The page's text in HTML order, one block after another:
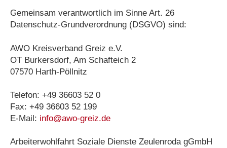
Gemeinsam verantwortlich im Sinne Art. 26
Datenschutz-Grundverordnung (DSGVO) sind:
AWO Kreisverband Greiz e.V.
OT Burkersdorf, Am Schafteich 2
07570 Harth-Pöllnitz
Telefon: +49 36603 52 0
Fax: +49 36603 52 199
E-Mail: info@awo-greiz.de
Arbeiterwohlfahrt Soziale Dienste Zeulenroda gGmbH